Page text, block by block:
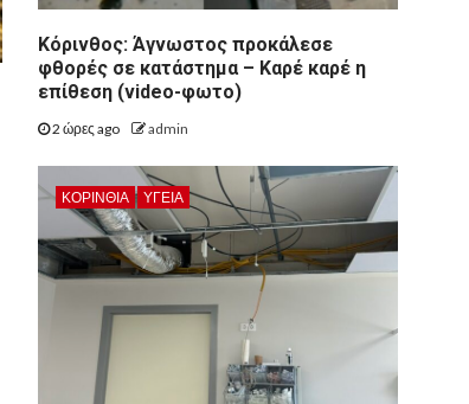
Κόρινθος: Άγνωστος προκάλεσε
φθορές σε κατάστημα – Καρέ καρέ η
επίθεση (video-φωτο)
2 ώρες ago admin
ΚΟΡΙΝΘΊΑ ΥΓΕΙΑ